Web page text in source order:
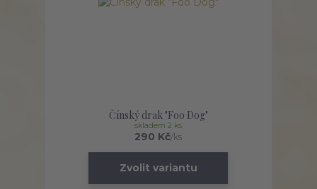
Čínský drak "Foo Dog"
290 Kč/ks
skladem 2 ks
Zvolit variantu